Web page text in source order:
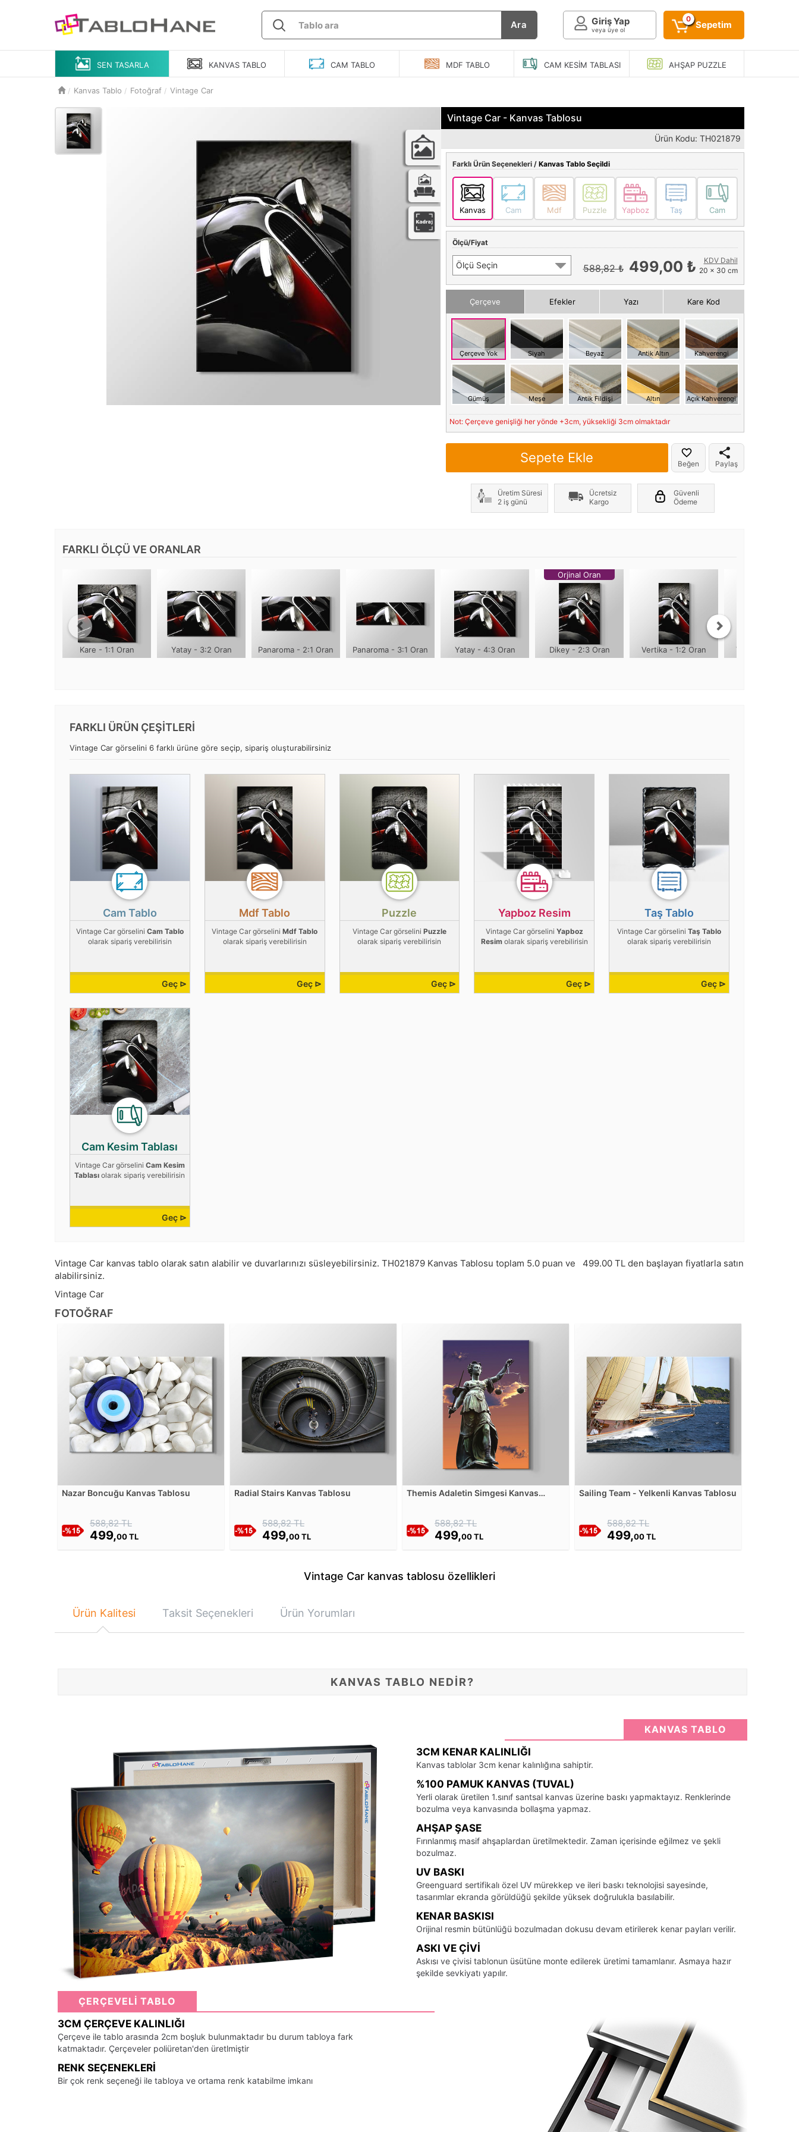
Ara Giriş Yap
veya üye ol
0
Sepetim
SEN TASARLA KANVAS TABLO CAM TABLO MDF TABLO CAM KESIM TABLASI AHŞAPPUZZLE
Kanvas Tablo Fotoğraf Vintage Car
Vintage Car - Kanvas Tablosu
Ürün Kodu: TH021879
Farklı Ürün Seçenekleri / Kanvas Tablo Seçildi
Kanvas Cam Mdf Puzzle Yapboz Taş Cam
Ölçü/Fiyat
Ölçü Seçin 588,82 ₺ 499,00 ₺
KDV Dahil
20 x 30 cm
Çerçeve Efekler Yazı Kare Kod
Çerçeve Yok Siyah Beyaz Antik Altın Kahverengi
Gümüş Meşe Antik Fildişi Altın Açık Kahverengi
Not: Çerçeve genişliği her yönde +3cm, yüksekliği 3cm olmaktadır
Sepete Ekle Beğen Paylaş
Üretim Süresi
2 iş günü
Ücretsiz
Kargo
Güvenli
Ödeme
FARKLI ÖLÇÜ VE ORANLAR
Kare - 1:1 Oran Yatay - 3:2 Oran Panaroma - 2:1 Oran Panaroma - 3:1 Oran Yatay - 4:3 Oran
Orjinal Oran
Dikey - 2:3 Oran Vertika - 1:2 Oran Vertika - 1:3
FARKLI ÜRÜN ÇEŞİTLERİ
Vintage Car görselini 6 farklı ürüne göre seçip, sipariş oluşturabilirsiniz
Cam Tablo
Vintage Car görselini Cam Tablo
olarak sipariş verebilirisin
Geç ⊳
Mdf Tablo
Vintage Car görseliniMdf Tablo
olarak sipariş verebilirisin
Geç ⊳
Puzzle
Vintage Car görselini Puzzle
olarak sipariş verebilirisin
Geç ⊳
Yapboz Resim
Vintage Car görselini Yapboz
Resimolarak sipariş verebilirisin
Geç ⊳
Taş Tablo
Vintage Car görseliniTaş Tablo
olarak sipariş verebilirisin
Geç ⊳
Cam Kesim Tablası
Vintage Car görselini Cam Kesim
Tablası olarak sipariş verebilirisin
Geç ⊳
Vintage Car kanvas tablo olarak satın alabilir ve duvarlarınızı süsleyebilirsiniz. TH021879 Kanvas Tablosu toplam 5.0 puan ve 499.00 TL den başlayan fiyatlarla satın
alabilirsiniz.
Vintage Car
FOTOĞRAF
Nazar Boncuğu Kanvas Tablosu
588,82 TL
499,00 TL
Radial Stairs Kanvas Tablosu
588,82 TL
499,00 TL
Themis Adaletin Simgesi Kanvas
588,82 TL
499,00 TL
Sailing Team - Yelkenli Kanvas Tablosu
588,82 TL
499,00 TL
Vintage Car kanvas tablosu özellikleri
Ürün Kalitesi Taksit Seçenekleri Ürün Yorumları
KANVAS TABLO NEDİR?
KANVAS TABLO
3CM KENAR KALINLIĞI
Kanvas tablolar 3cm kenar kalınlığına sahiptir.
%100 PAMUK KANVAS (TUVAL)
Yerli olarak üretilen 1.sınıf santsal kanvas üzerine baskı yapmaktayız. Renklerinde
bozulma veya kanvasında bollaşma yapmaz.
AHŞAP ŞASE
Fırınlanmış masif ahşaplardan üretilmektedir. Zaman içerisinde eğilmez ve şekli
bozulmaz.
UV BASKI
Greenguard sertifikalı özel UV mürekkep ve ileri baskı teknolojisi sayesinde,
tasarımlar ekranda görüldüğü şekilde yüksek doğrulukla basılabilir.
KENAR BASKISI
Orijinal resmin bütünlüğü bozulmadan dokusu devam etirilerek kenar payları verilir.
ASKI VE ÇIVI
Askısı ve çivisi tablonun üsütüne monte edilerek üretimi tamamlanır. Asmaya hazır
şekilde sevkiyatı yapılır.
ÇERÇEVELİ TABLO
3CM ÇERÇEVE KALINLIĞI
Çerçeve ile tablo arasında 2cm boşluk bulunmaktadır bu durum tabloya fark
katmaktadır. Çerçeveler poliüretan'den üretlmiştir
RENK SEÇENEKLERI
Bir çok renk seçeneği ile tabloya ve ortama renk katabilme imkanı